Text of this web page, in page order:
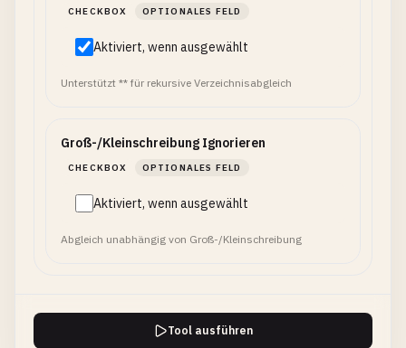
CHECKBOX OPTIONALES FELD
Aktiviert, wenn ausgewählt
Unterstützt ** für rekursive Verzeichnisabgleich
Groß-/Kleinschreibung Ignorieren
CHECKBOX OPTIONALES FELD
Aktiviert, wenn ausgewählt
Abgleich unabhängig von Groß-/Kleinschreibung
Tool ausführen